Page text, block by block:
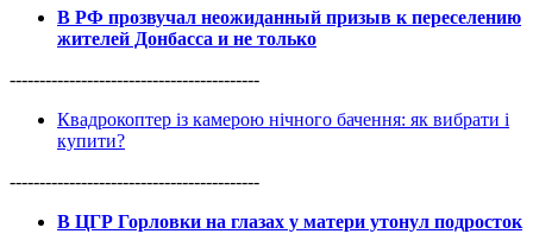
В РФ прозвучал неожиданный призыв к переселению
жителей Донбасса и не только
------------------------------------------
Квадрокоптер із камерою нічного бачення: як вибрати і
купити?
------------------------------------------
В ЦГР Горловки на глазах у матери утонул подросток